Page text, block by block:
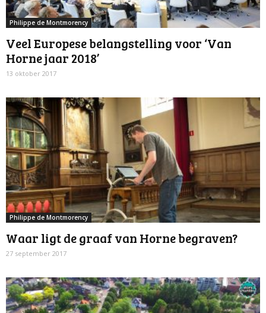
Philippe de Montmorency
Veel Europese belangstelling voor ‘Van
Horne jaar 2018’
13 oktober 2017
Philippe de Montmorency
Waar ligt de graaf van Horne begraven?
27 september 2017